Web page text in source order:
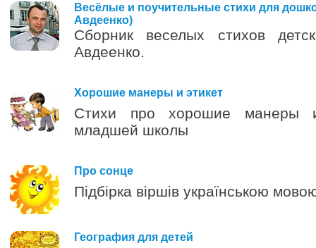
Весёлые и поучительные стихи для
Авдеенко)
Сборник веселых стихов
Авдеенко.
Хорошие манеры и этикет
Стихи про хорошие манеры
младшей школы
Про сонце
Підбірка віршів українською
География для детей